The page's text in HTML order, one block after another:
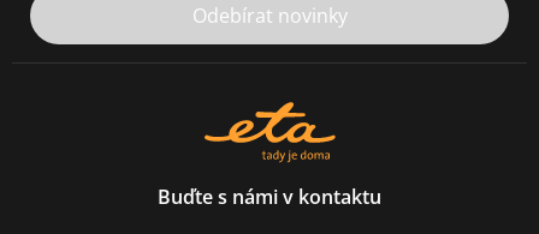
Odebírat novinky
Buďte s námi v kontaktu